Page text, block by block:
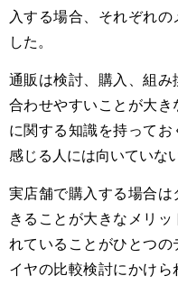
入する場合、それぞれ
した。
通販は検討、購入、組
合わせやすいことが大
に関する知識を持って
感じる人には向いていな
実店舗で購入する場合
きることが大きなメリ
れていることがひとつ
イヤの比較検討にかけ